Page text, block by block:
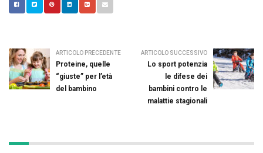
ARTICOLO PRECEDENTE
Proteine, quelle
“giuste” per l’età
del bambino
ARTICOLO SUCCESSIVO
Lo sport potenzia
le difese dei
bambini contro le
malattie stagionali